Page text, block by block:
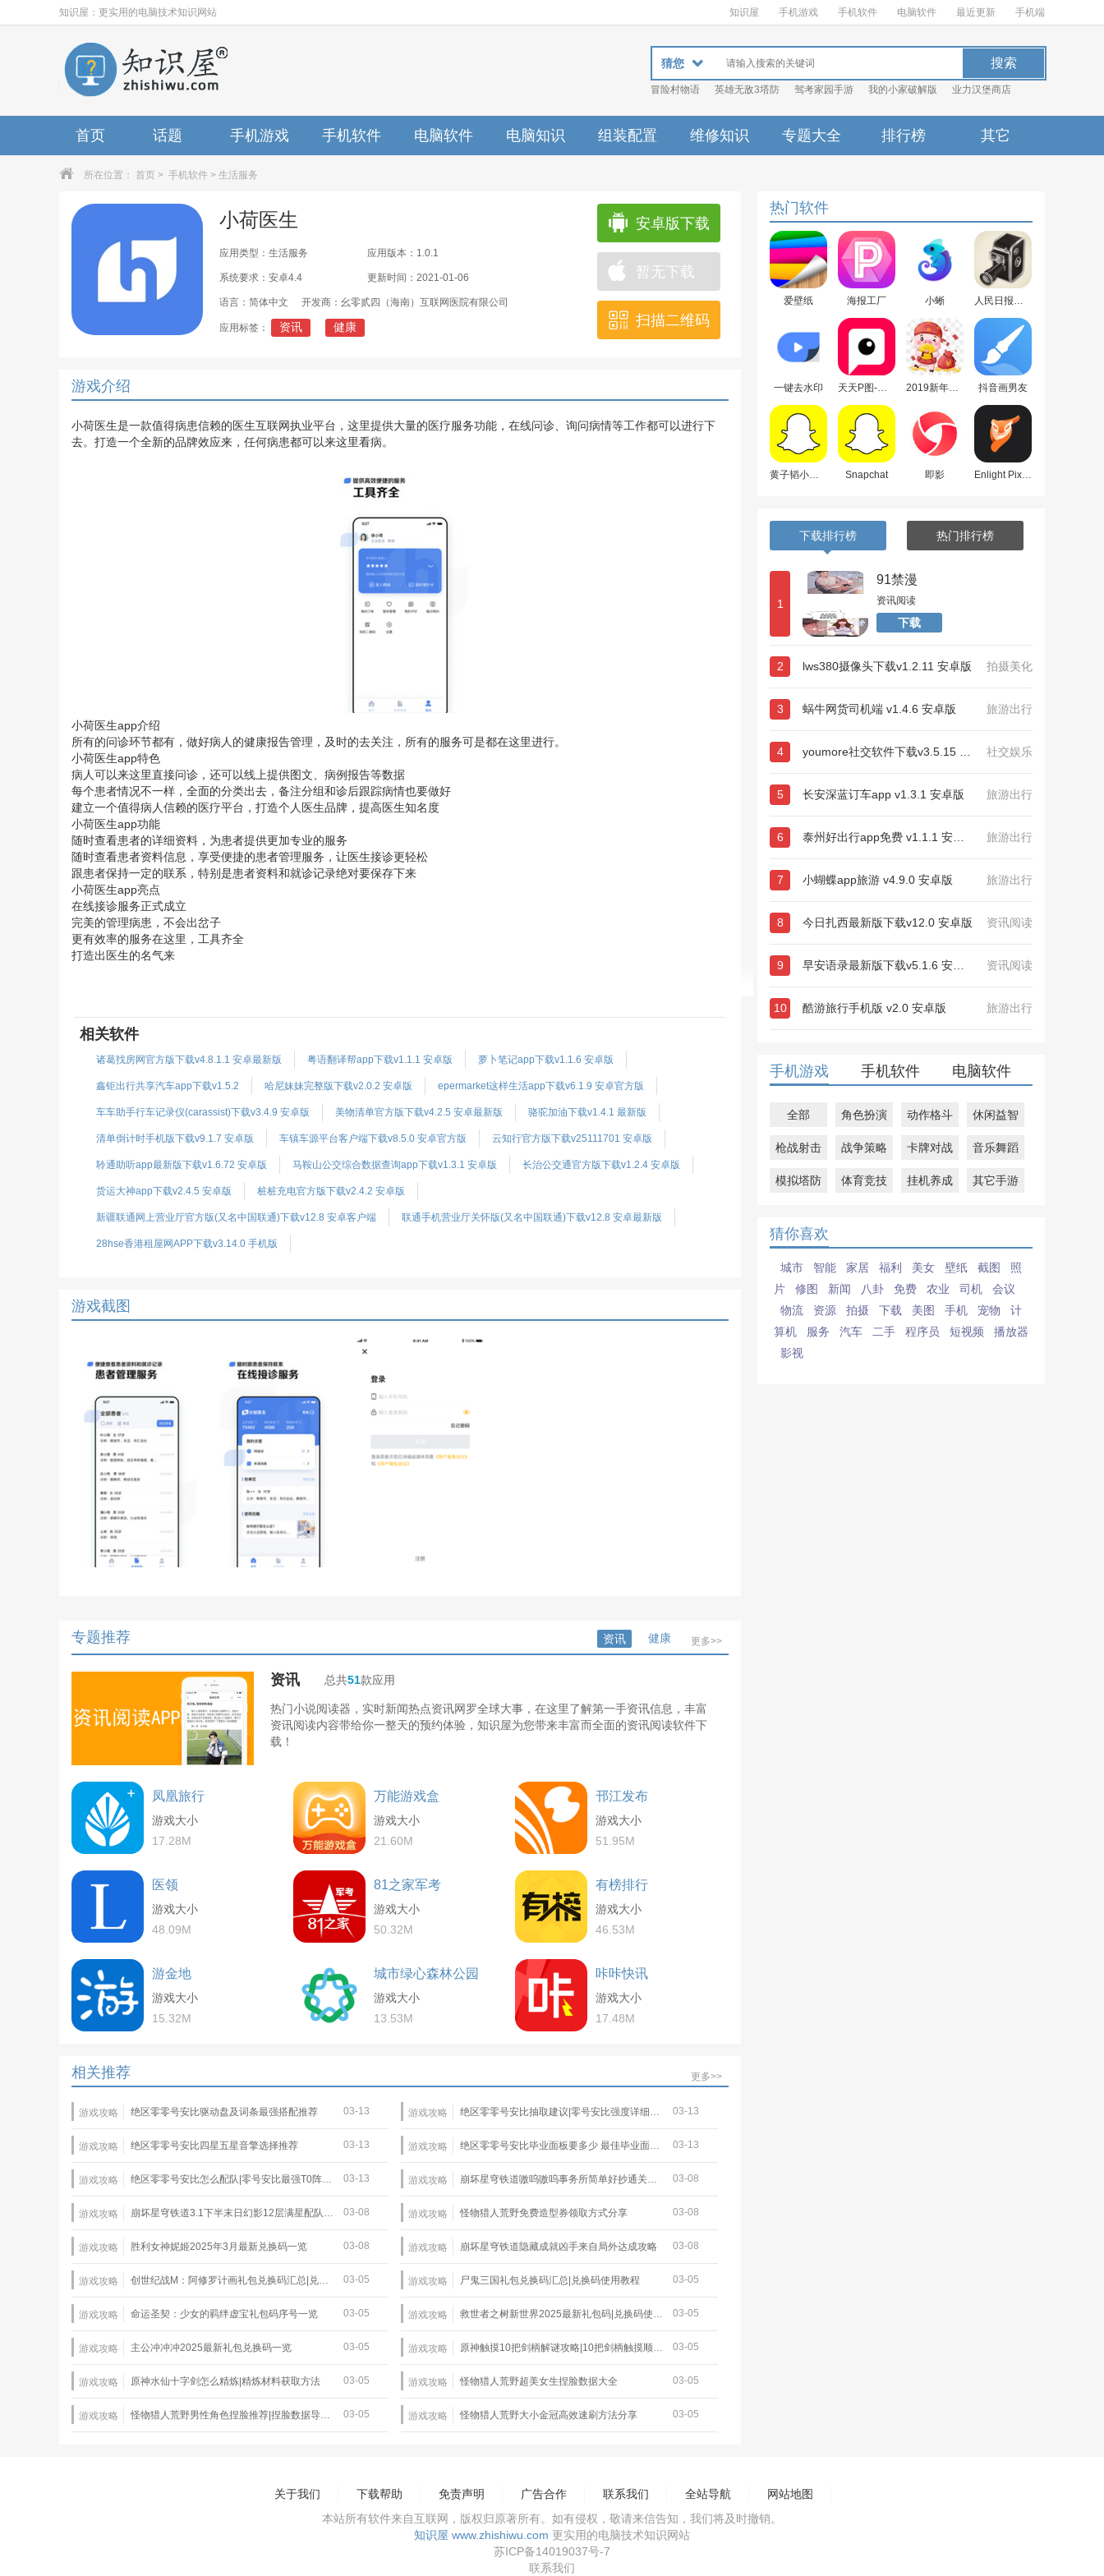
知识屋：更实用的电脑技术知识网站 知识屋 手机游戏 手机软件 电脑软件 最近更新 手机端
猜您
冒险村物语 英雄无敌3塔防 驾考家园手游 我的小家破解版 业力汉堡商店
首页 话题 手机游戏 手机软件 电脑软件 电脑知识 组装配置 维修知识 专题大全 排行榜 其它
所在位置： 首页 > 手机软件 > 生活服务
小荷医生
应用类型：生活服务 应用版本：1.0.1
系统要求：安卓4.4 更新时间：2021-01-06
语言：简体中文 开发商：幺零贰四（海南）互联网医院有限公司
应用标签： 资讯 健康
安卓版下载
暂无下载
扫描二维码
游戏介绍
小荷医生是一款值得病患信赖的医生互联网执业平台，这里提供大量的医疗服务功能，在线问诊、询问病情等工作都可以进行下
去。打造一个全新的品牌效应来，任何病患都可以来这里看病。
小荷医生app介绍
所有的问诊环节都有，做好病人的健康报告管理，及时的去关注，所有的服务可是都在这里进行。
小荷医生app特色
病人可以来这里直接问诊，还可以线上提供图文、病例报告等数据
每个患者情况不一样，全面的分类出去，备注分组和诊后跟踪病情也要做好
建立一个值得病人信赖的医疗平台，打造个人医生品牌，提高医生知名度
小荷医生app功能
随时查看患者的详细资料，为患者提供更加专业的服务
随时查看患者资料信息，享受便捷的患者管理服务，让医生接诊更轻松
跟患者保持一定的联系，特别是患者资料和就诊记录绝对要保存下来
小荷医生app亮点
在线接诊服务正式成立
完美的管理病患，不会出岔子
更有效率的服务在这里，工具齐全
打造出医生的名气来
相关软件
诸葛找房网官方版下载v4.8.1.1 安卓最新版 粤语翻译帮app下载v1.1.1 安卓版 萝卜笔记app下载v1.1.6 安卓版
鑫钜出行共享汽车app下载v1.5.2 哈尼妹妹完整版下载v2.0.2 安卓版 epermarket这样生活app下载v6.1.9 安卓官方版
车车助手行车记录仪(carassist)下载v3.4.9 安卓版 美物清单官方版下载v4.2.5 安卓最新版 骆驼加油下载v1.4.1 最新版
清单倒计时手机版下载v9.1.7 安卓版 车镇车源平台客户端下载v8.5.0 安卓官方版 云知行官方版下载v25111701 安卓版
聆通助听app最新版下载v1.6.72 安卓版 马鞍山公交综合数据查询app下载v1.3.1 安卓版 长治公交通官方版下载v1.2.4 安卓版
货运大神app下载v2.4.5 安卓版 桩桩充电官方版下载v2.4.2 安卓版
新疆联通网上营业厅官方版(又名中国联通)下载v12.8 安卓客户端 联通手机营业厅关怀版(又名中国联通)下载v12.8 安卓最新版
28hse香港租屋网APP下载v3.14.0 手机版
游戏截图
专题推荐 资讯 健康 更多>>
资讯 总共51款应用
热门小说阅读器，实时新闻热点资讯网罗全球大事，在这里了解第一手资讯信息，丰富
资讯阅读内容带给你一整天的预约体验，知识屋为您带来丰富而全面的资讯阅读软件下
载！
凤凰旅行
游戏大小
17.28M
万能游戏盒
游戏大小
21.60M
邗江发布
游戏大小
51.95M
医领
游戏大小
48.09M
81之家军考
游戏大小
50.32M
有榜排行
游戏大小
46.53M
游金地
游戏大小
15.32M
城市绿心森林公园
游戏大小
13.53M
咔咔快讯
游戏大小
17.48M
相关推荐 更多>>
游戏攻略 绝区零零号安比驱动盘及词条最强搭配推荐 03-13 游戏攻略 绝区零零号安比抽取建议|零号安比强度详细介绍 03-13
游戏攻略 绝区零零号安比四星五星音擎选择推荐 03-13 游戏攻略 绝区零零号安比毕业面板要多少 最佳毕业面板一览 03-13
游戏攻略 绝区零零号安比怎么配队|零号安比最强T0阵容推荐 03-13 游戏攻略 崩坏星穹铁道嗷呜嗷呜事务所简单好抄通关攻略 03-08
游戏攻略 崩坏星穹铁道3.1下半末日幻影12层满星配队推荐 03-08 游戏攻略 怪物猎人荒野免费造型券领取方式分享 03-08
游戏攻略 胜利女神妮姬2025年3月最新兑换码一览 03-08 游戏攻略 崩坏星穹铁道隐藏成就凶手来自局外达成攻略 03-08
游戏攻略 创世纪战M：阿修罗计画礼包兑换码汇总|兑换码使用教程 03-05 游戏攻略 尸鬼三国礼包兑换码汇总|兑换码使用教程 03-05
游戏攻略 命运圣契：少女的羁绊虚宝礼包码序号一览 03-05 游戏攻略 救世者之树新世界2025最新礼包码|兑换码使用教程 03-05
游戏攻略 主公冲冲冲2025最新礼包兑换码一览 03-05 游戏攻略 原神触摸10把剑柄解谜攻略|10把剑柄触摸顺序详解 03-05
游戏攻略 原神水仙十字剑怎么精炼|精炼材料获取方法 03-05 游戏攻略 怪物猎人荒野超美女生捏脸数据大全 03-05
游戏攻略 怪物猎人荒野男性角色捏脸推荐|捏脸数据导入教程 03-05 游戏攻略 怪物猎人荒野大小金冠高效速刷方法分享 03-05
热门软件
爱壁纸 海报工厂 小蜥 人民日报时光照相馆
一键去水印 天天P图-百变圣诞帽 2019新年猪猪壁纸 抖音画男友
黄子韬小精灵 Snapchat 即影 Enlight Pixaloop
下载排行榜 热门排行榜
1
91禁漫
资讯阅读
下载
2 lws380摄像头下载v1.2.11 安卓版 拍摄美化
3 蜗牛网货司机端 v1.4.6 安卓版 旅游出行
4 社交娱乐
5 长安深蓝订车app v1.3.1 安卓版 旅游出行
6 旅游出行
7 小蝴蝶app旅游 v4.9.0 安卓版 旅游出行
8 今日扎西最新版下载v12.0 安卓版 资讯阅读
9 资讯阅读
10 酷游旅行手机版 v2.0 安卓版 旅游出行
手机游戏 手机软件 电脑软件
全部 角色扮演 动作格斗 休闲益智
枪战射击 战争策略 卡牌对战 音乐舞蹈
模拟塔防 体育竞技 挂机养成 其它手游
猜你喜欢
城市 智能 家居 福利 美女 壁纸 截图
照
片
修图 新闻 八卦 免费 农业 司机
会议
物流
资源 拍摄 下载 美图 手机 宠物
计
算机
服务 汽车 二手 程序员 短视频
播放器
影视
关于我们 下载帮助 免责声明 广告合作 联系我们 全站导航
网站地图
本站所有软件来自互联网，版权归原著所有。如有侵权，敬请来信告知，我们将及时撤销。
知识屋 www.zhishiwu.com 更实用的电脑技术知识网站
苏ICP备14019037号-7
联系我们